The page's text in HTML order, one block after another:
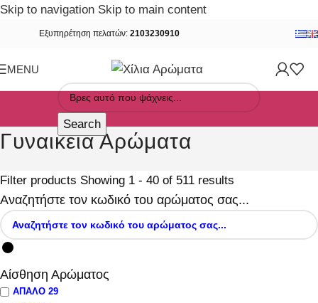
Skip to navigation Skip to main content
Εξυπηρέτηση πελατών: 2103230910
MENU
Search
Γυναικεία Αρώματα
Filter products Showing 1 - 40 of 511 results
Αναζητήστε τον κωδικό του αρώματος σας...
Αίσθηση Αρώματος
ΑΠΑΛΟ 29